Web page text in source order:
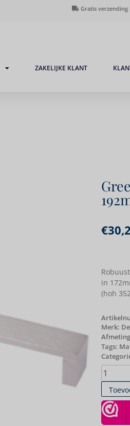
Gratis verzending
ZAKELIJKE KLANT
€
in
(hoh
Merk:
Tags: